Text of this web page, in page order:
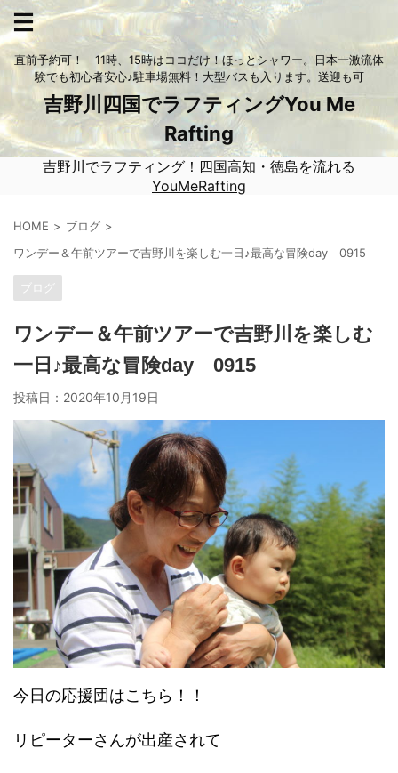
直前予約可！ 11時、15時はココだけ！ほっとシャワー。日本一激流体
験でも初心者安心♪駐車場無料！大型バスも入ります。送迎も可
吉野川四国でラフティングYou Me
Rafting
吉野川でラフティング！四国高知・徳島を流れる
YouMeRafting
HOME
ブログ
ワンデー＆午前ツアーで吉野川を楽しむ一日♪最高な冒険day 0915
ブログ
ワンデー＆午前ツアーで吉野川を楽しむ
一日♪最高な冒険day 0915
投稿日： 2020年10月19日
今日の応援団はこちら！！
リピーターさんが出産されて